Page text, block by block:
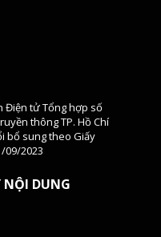
Điện tử Tổng hợp số
thông TP. Hồ Chí
bổ sung theo Giấy
09/2023
NỘI DUNG